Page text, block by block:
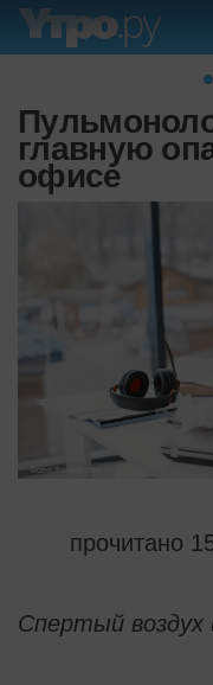
главную
офисе
Фото: freepik.com
прочитано
Спертый